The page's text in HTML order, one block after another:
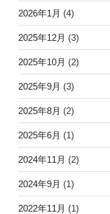
2026年1月 (4)
2025年12月 (3)
2025年10月 (2)
2025年9月 (3)
2025年8月 (2)
2025年6月 (1)
2024年11月 (2)
2024年9月 (1)
2022年11月 (1)